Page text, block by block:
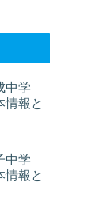
中学
情報と
中学
情報と